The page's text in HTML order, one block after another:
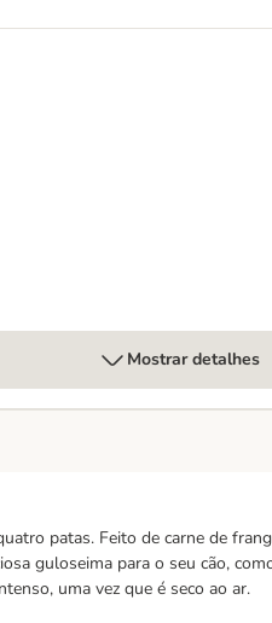
Mostrar detalhes
patas. Feito de carne de
guloseima para o seu cão,
uma vez que é seco ao ar.